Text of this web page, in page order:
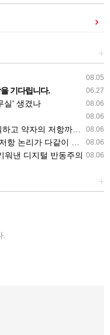
+
08.05
06.27
기다립니다.
08.06
실' 생겼나
08.06
08.06
저항까지도 훔쳐간 자들
08.06
가 다같이 망할 트롤..
08.06
워낸 디지털 반동주의
+
.